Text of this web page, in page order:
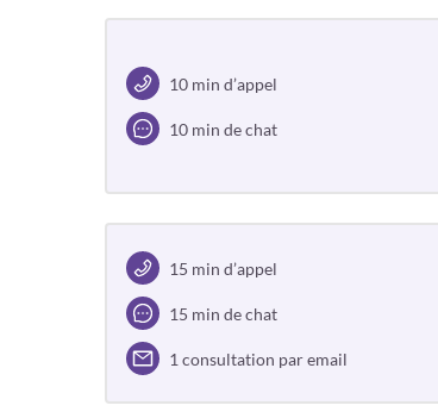
10 min d’appel
10 min de chat
15 min d’appel
15 min de chat
1 consultation par email